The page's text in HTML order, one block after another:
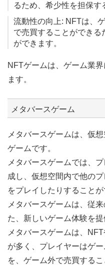
るため、希少性を担保す
流動性の向上: NFTは、
で売買することができる
ができます。
NFTゲームは、ゲーム業
ます。
メタバースゲーム
メタバースゲームは、仮
ゲームです。
メタバースゲームでは、
成し、仮想空間内で他の
をプレイしたりすることが
メタバースゲームは、従
た、新しいゲーム体験を提
メタバースゲームは、
が多く、プレイヤーはゲ
を、ゲーム外で売買するこ